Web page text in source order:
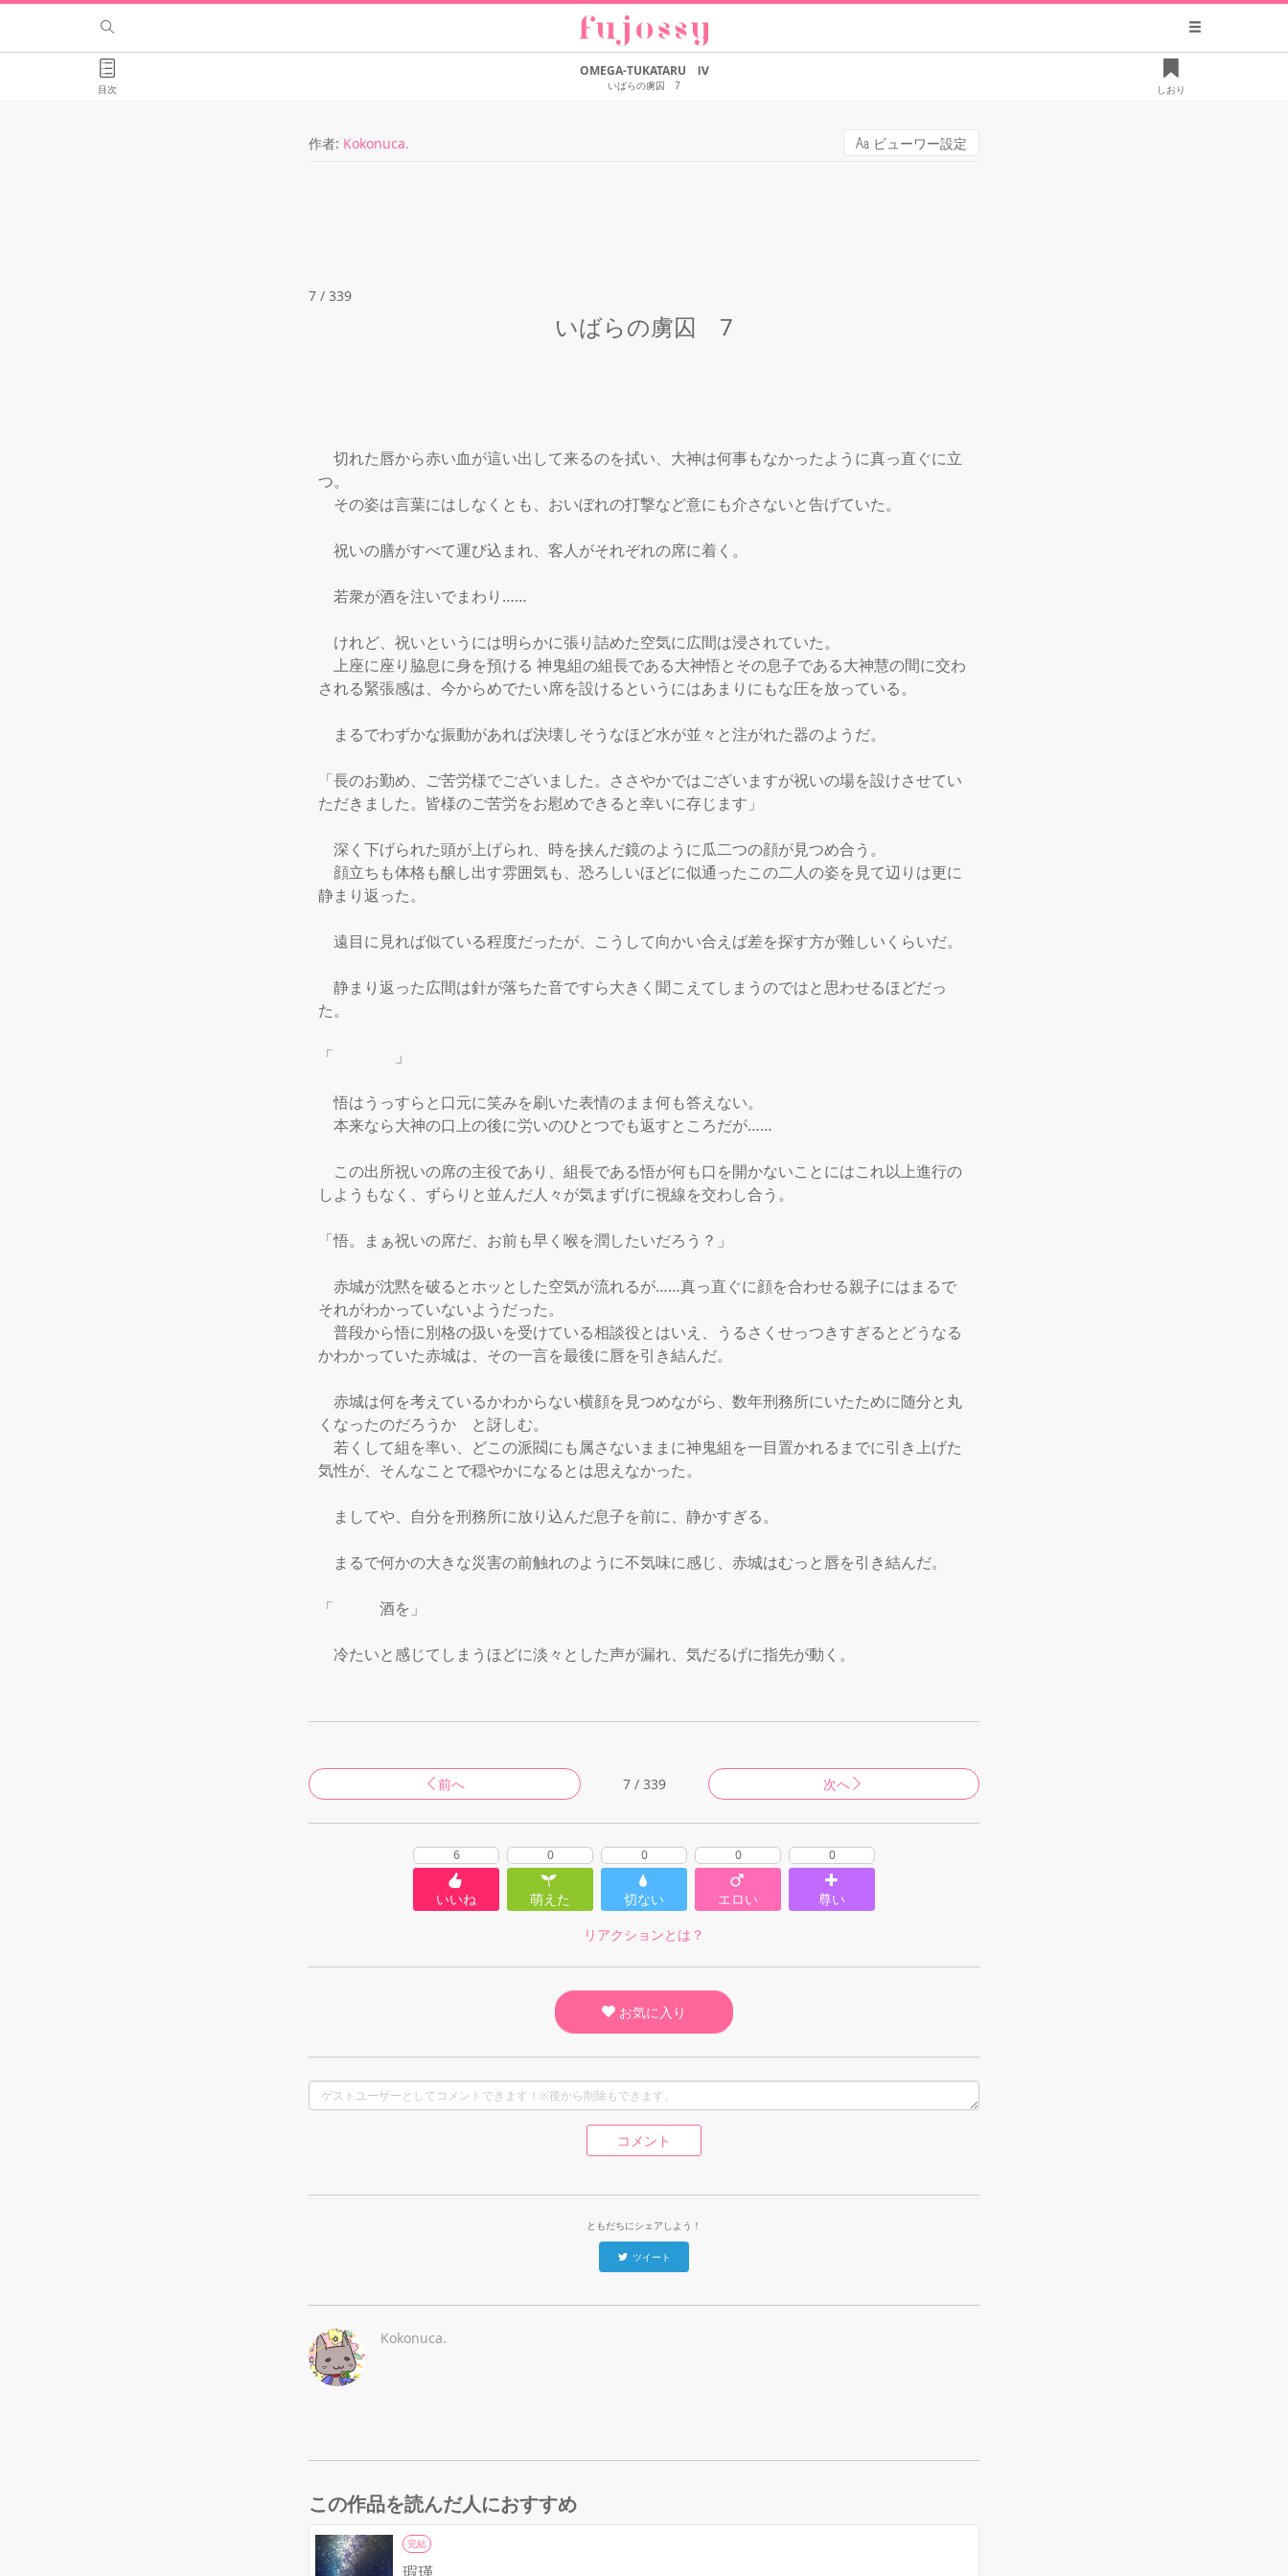
目次
OMEGA-TUKATARU Ⅳ
いばらの虜囚 7 しおり
作者: Kokonuca. ビューワー設定
7 / 339
いばらの虜囚 7
切れた唇から赤い血が這い出して来るのを拭い、大神は何事もなかったように真っ直ぐに立
つ。
その姿は言葉にはしなくとも、おいぼれの打撃など意にも介さないと告げていた。
祝いの膳がすべて運び込まれ、客人がそれぞれの席に着く。
若衆が酒を注いでまわり……
けれど、祝いというには明らかに張り詰めた空気に広間は浸されていた。
上座に座り脇息に身を預ける 神鬼組の組長である大神悟とその息子である大神慧の間に交わ
される緊張感は、今からめでたい席を設けるというにはあまりにもな圧を放っている。
まるでわずかな振動があれば決壊しそうなほど水が並々と注がれた器のようだ。
「長のお勤め、ご苦労様でございました。ささやかではございますが祝いの場を設けさせてい
ただきました。皆様のご苦労をお慰めできると幸いに存じます」
深く下げられた頭が上げられ、時を挟んだ鏡のように瓜二つの顔が見つめ合う。
顔立ちも体格も醸し出す雰囲気も、恐ろしいほどに似通ったこの二人の姿を見て辺りは更に
静まり返った。
遠目に見れば似ている程度だったが、こうして向かい合えば差を探す方が難しいくらいだ。
静まり返った広間は針が落ちた音ですら大きく聞こえてしまうのではと思わせるほどだっ
た。
「　　　　」
悟はうっすらと口元に笑みを刷いた表情のまま何も答えない。
本来なら大神の口上の後に労いのひとつでも返すところだが……
この出所祝いの席の主役であり、組長である悟が何も口を開かないことにはこれ以上進行の
しようもなく、ずらりと並んだ人々が気まずげに視線を交わし合う。
「悟。まぁ祝いの席だ、お前も早く喉を潤したいだろう？」
赤城が沈黙を破るとホッとした空気が流れるが……真っ直ぐに顔を合わせる親子にはまるで
それがわかっていないようだった。
普段から悟に別格の扱いを受けている相談役とはいえ、うるさくせっつきすぎるとどうなる
かわかっていた赤城は、その一言を最後に唇を引き結んだ。
赤城は何を考えているかわからない横顔を見つめながら、数年刑務所にいたために随分と丸
くなったのだろうか　と訝しむ。
若くして組を率い、どこの派閥にも属さないままに神鬼組を一目置かれるまでに引き上げた
気性が、そんなことで穏やかになるとは思えなかった。
ましてや、自分を刑務所に放り込んだ息子を前に、静かすぎる。
まるで何かの大きな災害の前触れのように不気味に感じ、赤城はむっと唇を引き結んだ。
「　　　酒を」
冷たいと感じてしまうほどに淡々とした声が漏れ、気だるげに指先が動く。
前へ 7 / 339 次へ
6
いいね
0
萌えた
0
切ない
0
エロい
0
尊い
リアクションとは？
お気に入り
コメント
ともだちにシェアしよう！
ツイート
Kokonuca.
この作品を読んだ人におすすめ
完結